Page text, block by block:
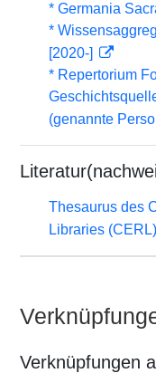
* Germania
*
[2020-]
* Repertorium
(genannte
Thesaurus des
Libraries (CERL)
Verknüpfungen